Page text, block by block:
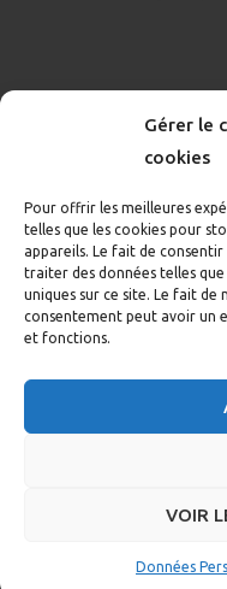
Gérer le
cookies
Pour offrir les meilleures
telles que les cookies pour
appareils. Le fait de
traiter des données telles
uniques sur ce site. Le fait de
consentement peut avoir un
et fonctions.
VOIR
Données
© 2022 - 2026 Au
Chambres d'hôtes,